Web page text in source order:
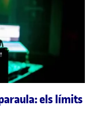
els límits